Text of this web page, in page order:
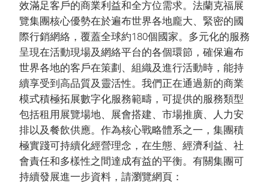
效滿足客戶的商業利益和全方位需求。法蘭克福展
覽集團核心優勢在於遍布世界各地龐大、緊密的國
際行銷網絡，覆蓋全球約180個國家。多元化的服務
呈現在活動現場及網絡平台的各個環節，確保遍布
世界各地的客戶在策劃、組織及進行活動時，能持
續享受到高品質及靈活性。我們正在通過新的商業
模式積極拓展數字化服務範疇，可提供的服務類型
包括租用展覽場地、展會搭建、市場推廣、人力安
排以及餐飲供應。作為核心戰略體系之一，集團積
極實踐可持續化經營理念，在生態、經濟利益、社
會責任和多樣性之間達成有益的平衡。有關集團可
持續發展進一步資料，請瀏覽網頁：